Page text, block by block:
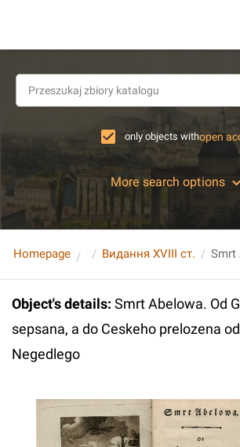
only objects withopen
More search options
Homepage Видання XVIII ст.
Object's details: Smrt Abelowa. Od
sepsana, a do Ceskeho prelozena
Negedlego